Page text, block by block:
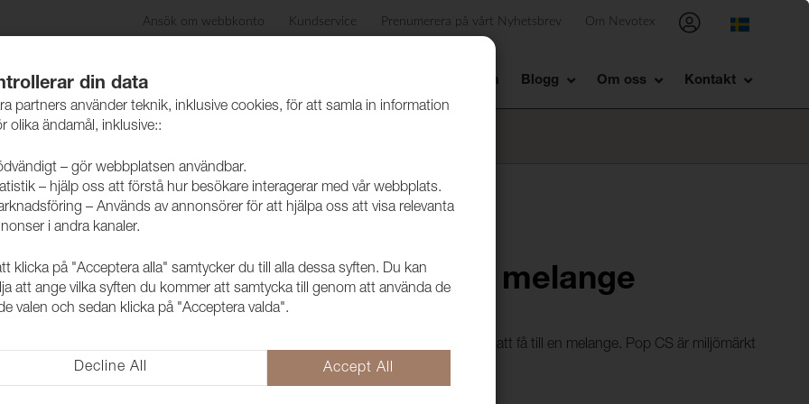
Ansök om webbkonto Kundservice Prenumerera på vårt Nyhetsbrev Om Nevotex
Produkter Skötselråd Showroom Blogg Om oss Kontakt
Tyg Pop CS 2 Blue melange
1027302
Pop CS är en Trevira CS färgad i omgångar för att få till en melange. Pop CS är miljömärkt
din data
partners använder teknik, inklusive cookies, för att samla in information
olika ändamål, inklusive::
– gör webbplatsen användbar.
– hjälp oss att förstå hur besökare interagerar med vår webbplats.
– Används av annonsörer för att hjälpa oss att visa relevanta
i andra kanaler.
klicka på "Acceptera alla" samtycker du till alla dessa syften. Du kan
att ange vilka syften du kommer att samtycka till genom att använda de
valen och sedan klicka på "Acceptera valda".
Decline All Accept All